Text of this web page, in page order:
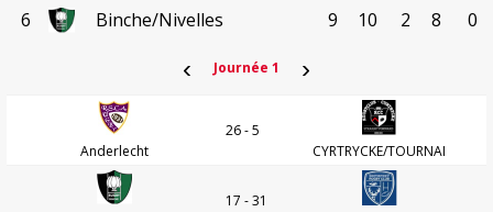
6
Binche/Nivelles 9 10 2 8 0
‹ Journée 1 ›
Anderlecht
26 - 5
CYRTRYCKE/TOURNAI
17 - 31